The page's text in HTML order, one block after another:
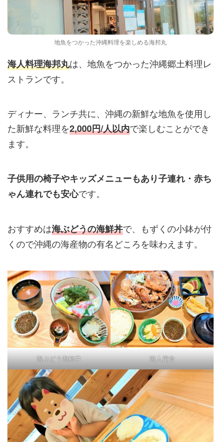
地魚をつかった沖縄料理を楽しめる海邦丸
海人料理海邦丸は、地魚をつかった沖縄郷土料理レ
ストランです。
ディナー、ランチ共に、沖縄の新鮮な地魚を使用し
た新鮮な料理を2,000円/人以内で楽しむことができ
ます。
子供用の椅子やキッズメニューもあり子連れ・赤ち
ゃん連れでも安心です。
おすすめは海ぶどうの海鮮丼で、もずくの小鉢が付
くので沖縄の海産物の有名どころを味わえます。
海ぶどう海鮮丼 海人定食